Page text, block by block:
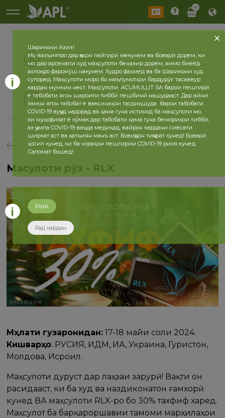
0
Амалкунанда
Таърих
2026 сол 2025 сол
бозгашт
Маҳсулоти рӯз - RLX
Мӯҳлати гузаронидан: 17-18 майи соли 2024.
Кишварҳо: РУСИЯ, ИДМ, ИА, Украина, Гурҷистон,
Молдова, Исроил.
Маҳсулоти дуруст дар лаҳзаи зарурӣ! Вақти он
расидааст, ки ба худ ва наздиконатон ғамхорӣ
кунед ВА маҳсулоти RLX-ро бо 30% тахфиф харед.
Маҳсулот ба барқароршавии тамоми марҳилаҳои
Шарикони Азиз!
Мо вазъиятро дар ҷаҳон пайгирӣ мекунем ва боварӣ дорем, ки
мо дар арсенали худ маҳсулоти беназир дорем, аммо биеёд
ахлоқро фаромӯш накунем. Худро фаҳмед ва ба Шарикони худ
супоред. Маҳсулоти моро бо маълумотҳои бардурӯғ тасаввур
кардан мумкин нест. Маҳсулоти ACUMULLIT SA барои пешгирӣ
ё табобати ягон шароити тиббӣ пешбинӣ нашудааст. Дар айни
замон ягон табобат ё ваксинаҳои тасдиқшуда барои табобати
COVID-19 вуҷуд надорад ва ҳама гуна истинод ба маҳсулоти мо,
ки муҳофизат ё кӯмак дар табобати ҳама гуна бемориҳои тиббӣ,
аз ҷумла COVID-19 ваъда медиҳад, вайрон кардани сиёсати
ширкат аст ва қатъиян манъ аст. Бовиҷдон тиҷорат кунед! Боварӣ
ҳосил кунед, ки ба чораҳои пешгирии COVID-19 риоя кунед.
Саломат бошед!
Розӣ
Рад кардан